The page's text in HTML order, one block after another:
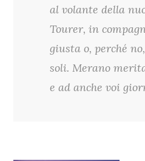
al volante della
Tourer, in
giusta o, perché
soli. Merano
e ad anche voi